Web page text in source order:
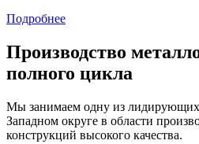
Подробнее
Производство
полного цикла
Мы занимаем одну из
Западном округе в области
конструкций высокого качества.